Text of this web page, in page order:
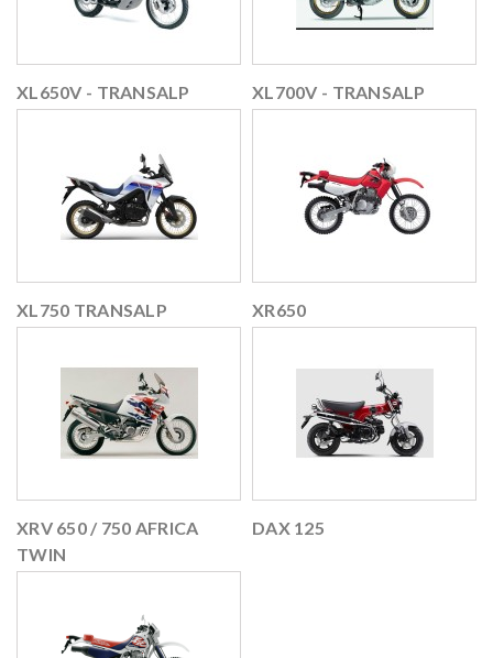
XL650V - TRANSALP XL700V - TRANSALP
XL750 TRANSALP XR650
XRV 650 / 750 AFRICA
TWIN
DAX 125